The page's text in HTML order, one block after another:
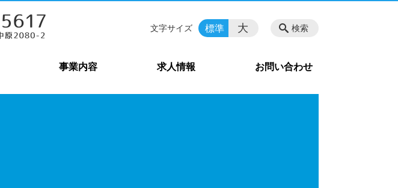
事業内容 求人情報 お問い合わせ
検索
文字サイズ 標準 大